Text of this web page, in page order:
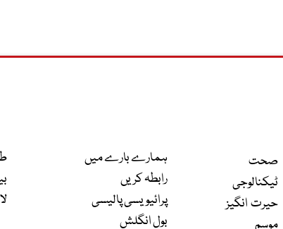
صحت
ٹیکنالوجی
حیرت انگیز
موسم
ہمارے بارے میں
رابطہ کریں
پرائیویسی پالیسی
بول انگلش